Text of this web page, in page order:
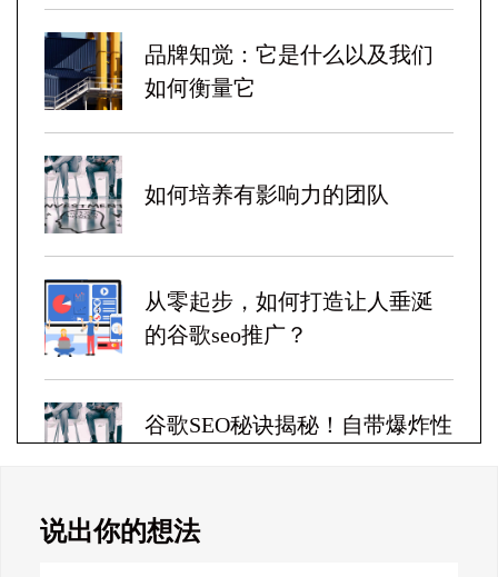
品牌知觉：它是什么以及我们
如何衡量它
如何培养有影响力的团队
从零起步，如何打造让人垂涎
的谷歌seo推广？
谷歌SEO秘诀揭秘！自带爆炸性
Google SEO终极秘籍，一夜跻
说出你的想法